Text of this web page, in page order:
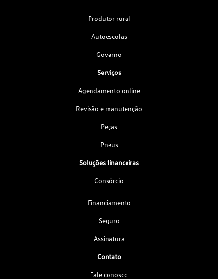
Produtor rural
Autoescolas
Governo
Serviços
Agendamento online
Revisão e manutenção
Peças
Pneus
Soluções financeiras
Consórcio
Financiamento
Seguro
Assinatura
Contato
Fale conosco